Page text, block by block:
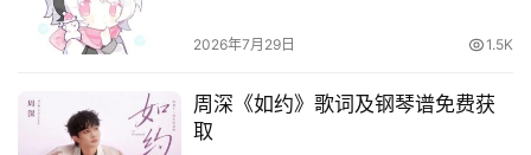
2026年7月29日 1.5K
周深《如约》歌词及钢琴谱免费获
取